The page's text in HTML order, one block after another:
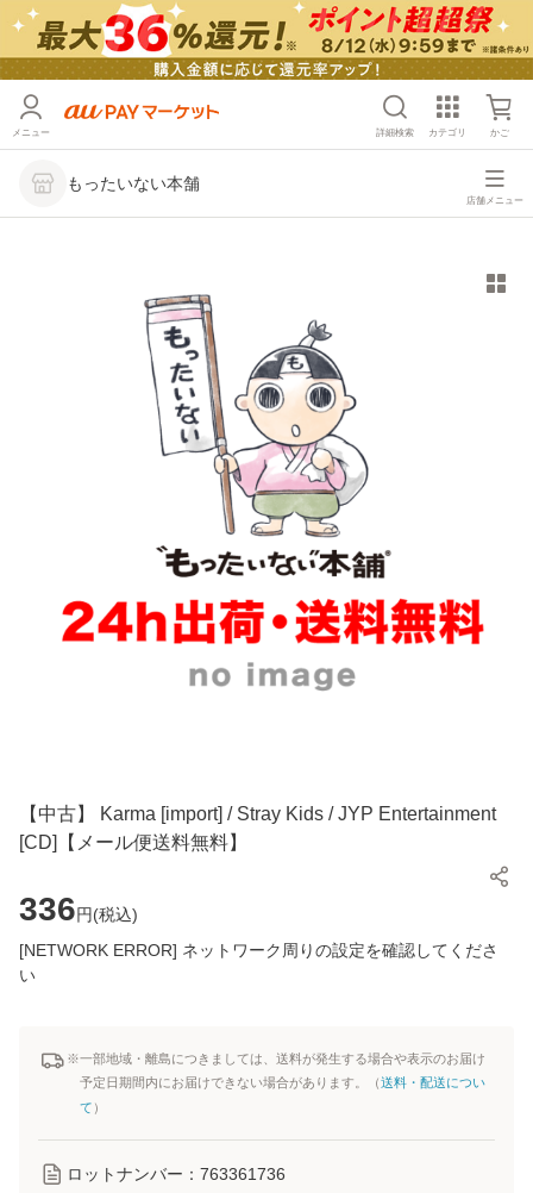
メニュー 詳細検索 カテゴリ かご
もったいない本舗
店舗メニュー
【中古】 Karma [import] / Stray Kids / JYP Entertainment
[CD]【メール便送料無料】
336円(税込)
[NETWORK ERROR] ネットワーク周りの設定を確認してくださ
い
※一部地域・離島につきましては、送料が発生する場合や表示のお届け
予定日期間内にお届けできない場合があります。（送料・配送につい
て ）
ロットナンバー： 763361736